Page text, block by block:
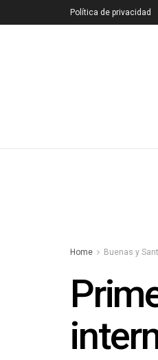
Política de privacidad
Home Buenas y